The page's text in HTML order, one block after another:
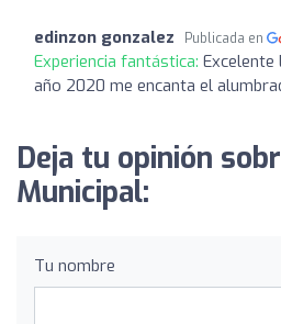
edinzon gonzalez Publicada en
Experiencia fantástica:
año 2020 me encanta el
Deja tu opinión
Municipal:
Tu nombre